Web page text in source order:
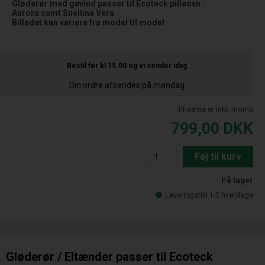
Gløderør med gevind passer til Ecoteck pilleovn :
Aurora samt Snellina Vera
Billedet kan variere fra model til model
Bestil før kl 15.00 og vi sender idag
Din ordre afsendes på mandag
Priserne er inkl. moms
799,00 DKK
Føj til kurv
På lager
Leveringstid 1-2 hverdage
Gløderør / Eltænder passer til Ecoteck